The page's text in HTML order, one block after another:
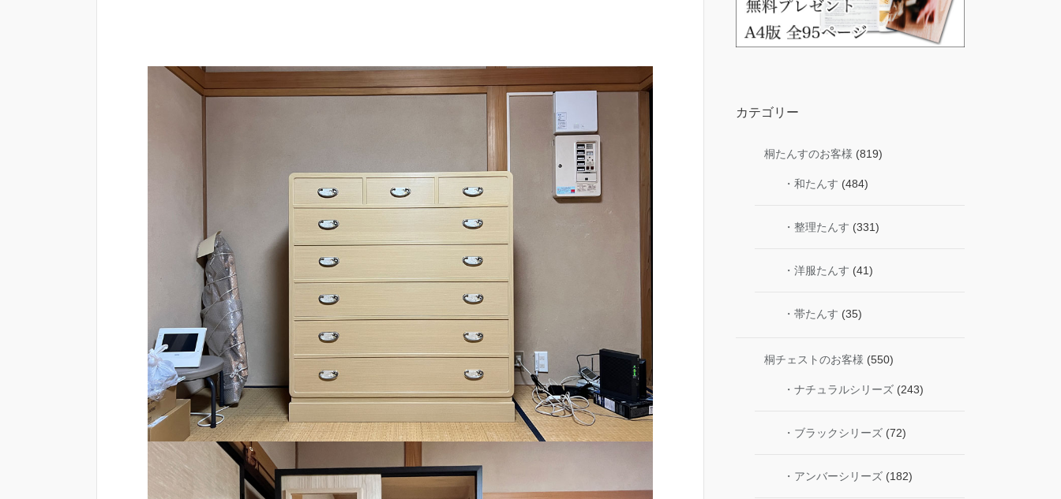
カテゴリー
桐たんすのお客様 (819)
・和たんす (484)
・整理たんす (331)
・洋服たんす (41)
・帯たんす (35)
桐チェストのお客様 (550)
・ナチュラルシリーズ (243)
・ブラックシリーズ (72)
・アンバーシリーズ (182)